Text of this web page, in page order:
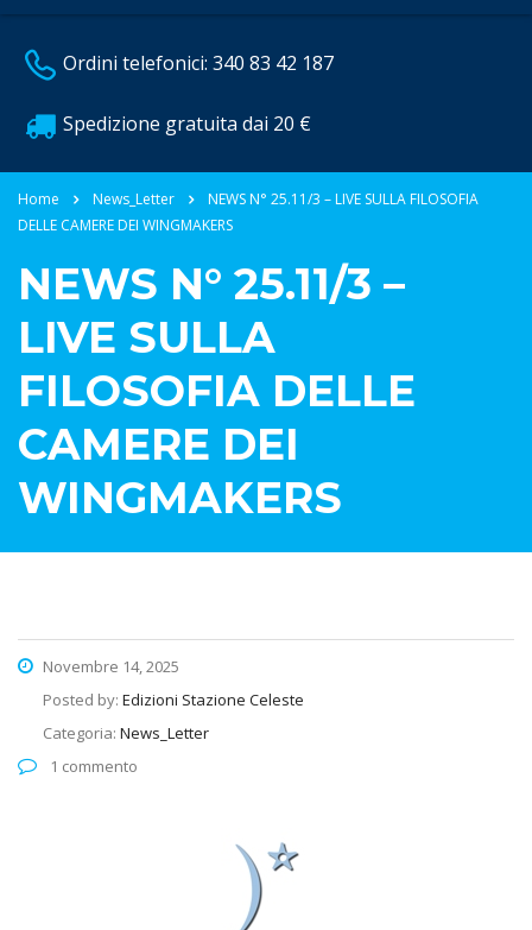
Ordini telefonici: 340 83 42 187
Spedizione gratuita dai 20 €
Home News_Letter
NEWS N° 25.11/3 – LIVE SULLA FILOSOFIA
DELLE CAMERE DEI WINGMAKERS
NEWS N° 25.11/3 –
LIVE SULLA
FILOSOFIA DELLE
CAMERE DEI
WINGMAKERS
Novembre 14, 2025
Posted by: Edizioni Stazione Celeste
Categoria: News_Letter
1 commento